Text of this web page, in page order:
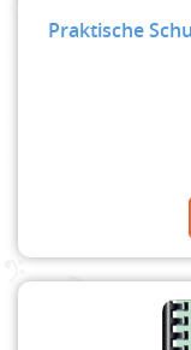
Praktische